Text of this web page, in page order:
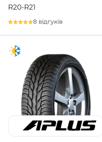
R20-R21
8 відгуків